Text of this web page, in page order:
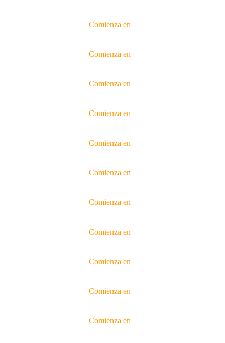
Comienza en
Comienza en
Comienza en
Comienza en
Comienza en
Comienza en
Comienza en
Comienza en
Comienza en
Comienza en
Comienza en